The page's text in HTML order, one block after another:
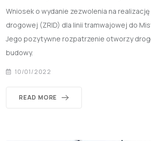
Wniosek o wydanie zezwolenia na
drogowej (ZRID) dla linii tramwajowej do
Jego pozytywne rozpatrzenie otworzy
budowy.
10/01/2022
READ MORE